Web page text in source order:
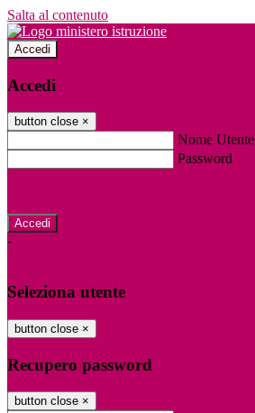
Salta al contenuto
Accedi
Accedi
button close ×
Nome Utente
Password
-
Seleziona utente
button close ×
Recupero password
button close ×